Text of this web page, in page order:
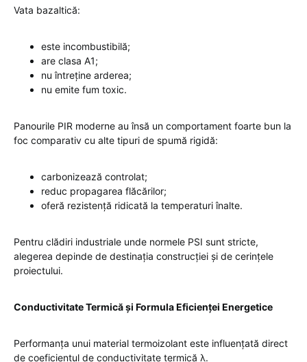
Vata bazaltică:
este incombustibilă;
are clasa A1;
nu întreține arderea;
nu emite fum toxic.
Panourile PIR moderne au însă un comportament foarte bun la
foc comparativ cu alte tipuri de spumă rigidă:
carbonizează controlat;
reduc propagarea flăcărilor;
oferă rezistență ridicată la temperaturi înalte.
Pentru clădiri industriale unde normele PSI sunt stricte,
alegerea depinde de destinația construcției și de cerințele
proiectului.
Conductivitate Termică și Formula Eficienței Energetice
Performanța unui material termoizolant este influențată direct
de coeficientul de conductivitate termică λ.